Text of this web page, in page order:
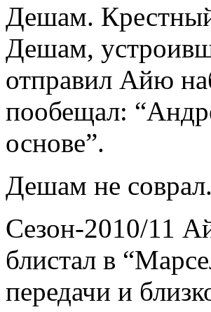
Дешам.
Дешам,
отправил Айю
пообещал:
основе”.
Дешам не соврал.
Сезон-2010/11
блистал в
передачи и